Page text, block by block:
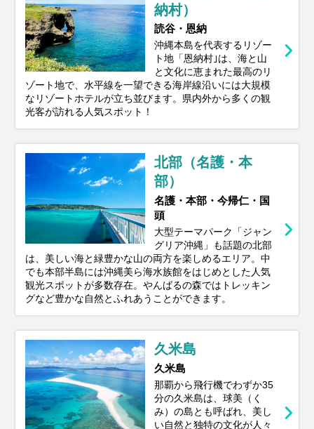
納村）
読谷・恩納
沖縄本島を代表するリゾー
ト地「恩納村｣は、海と山
と文化に恵まれた最高のリ
ゾート地で、水平線を一望できる海岸線沿いには大規模
なリゾートホテルが立ち並びます。県内外から多くの観
光客が訪れる人気スポット！
北部（名護・本
部）
名護・本部・今帰仁・国
頭
大型テーマパーク「ジャン
グリア沖縄」も話題の北部
は、美しい海と緑豊かな山の両方を楽しめるエリア。中
でも本部半島には沖縄美ら海水族館をはじめとした人気
観光スポットが多数存在。やんばるの森ではトレッキン
グなど豊かな自然とふれあうことができます。
久米島
久米島
那覇から飛行機でわずか35
分の久米島は、球美（く
み）の島とも呼ばれ、美し
い自然と独特の文化が人々